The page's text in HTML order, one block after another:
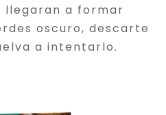
llegaran a formar
oscuro, descarte
a intentarlo.